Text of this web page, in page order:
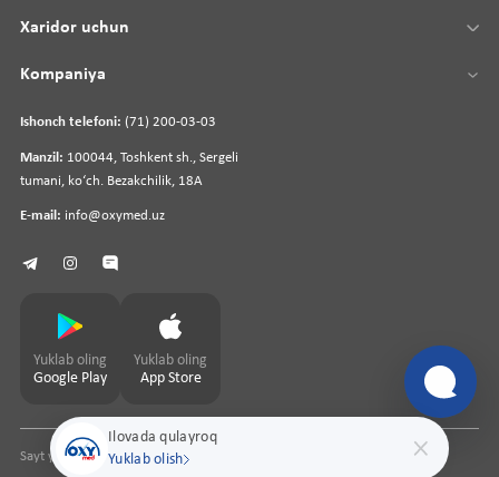
Ilovada qulayroq
Yuklab olish
Ishonch telefoni: (71) 200-03-03
Manzil: 100044, Toshkent sh., Sergeli
tumani, koʻch. Bezakchilik, 18A
E-mail: info@oxymed.uz
Xaridor uchun
Kompaniya
Yuklab oling
Google Play
Yuklab oling
App Store
Sayt yaratuvchipharmit.uz